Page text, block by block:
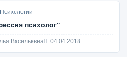
психолог"
Васильевна 04.04.2018